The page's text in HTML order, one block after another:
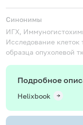
Синонимы
ИГХ,
Исследование
образца опухолевой
Подробное
Helixbook